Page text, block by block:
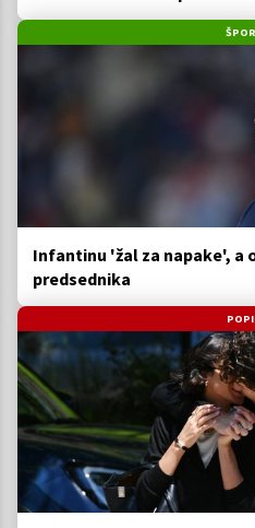
Infantinu 'žal za napake', a
predsednika